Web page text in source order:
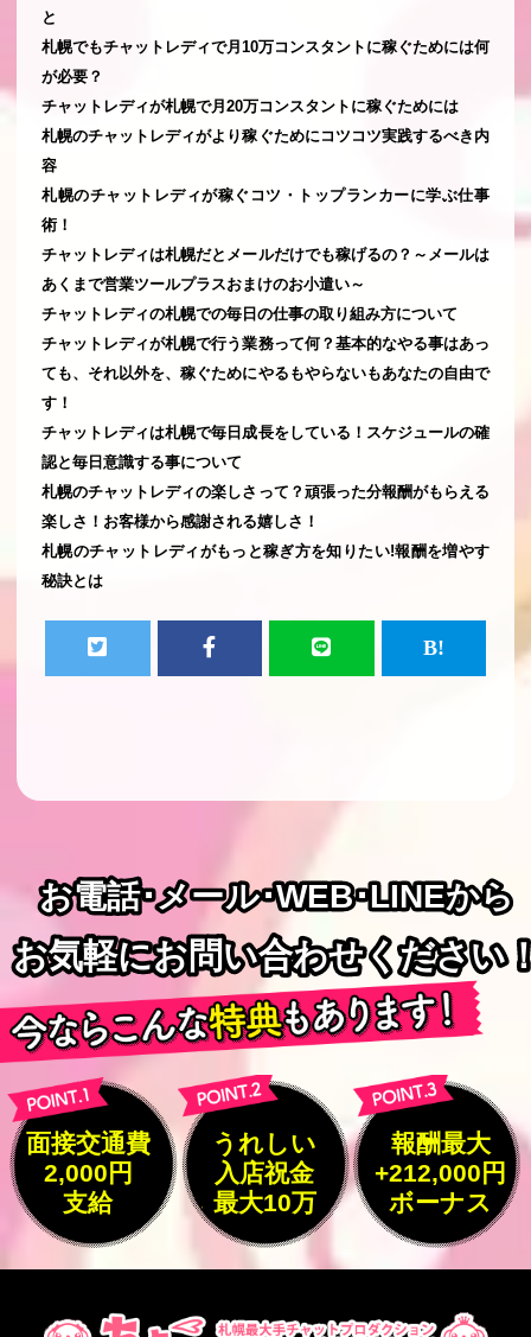
と
札幌でもチャットレディで月10万コンスタントに稼ぐためには何
が必要？
チャットレディが札幌で月20万コンスタントに稼ぐためには
札幌のチャットレディがより稼ぐためにコツコツ実践するべき内
容
札幌のチャットレディが稼ぐコツ・トップランカーに学ぶ仕事
術！
チャットレディは札幌だとメールだけでも稼げるの？～メールは
あくまで営業ツールプラスおまけのお小遣い～
チャットレディの札幌での毎日の仕事の取り組み方について
チャットレディが札幌で行う業務って何？基本的なやる事はあっ
ても、それ以外を、稼ぐためにやるもやらないもあなたの自由で
す！
チャットレディは札幌で毎日成長をしている！スケジュールの確
認と毎日意識する事について
札幌のチャットレディの楽しさって？頑張った分報酬がもらえる
楽しさ！お客様から感謝される嬉しさ！
札幌のチャットレディがもっと稼ぎ方を知りたい!報酬を増やす
秘訣とは
お電話･メール･WEB･LINEから
お電話･メール･WEB･LINEから
お気軽にお問い合わせください
お気軽にお問い合わせください
面接交通費
2,000円
支給
うれしい
入店祝金
最大10万
報酬最大
+212,000円
ボーナス